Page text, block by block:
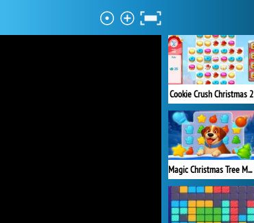
Cookie Crush Christmas 2
Magic Christmas Tree Match-3